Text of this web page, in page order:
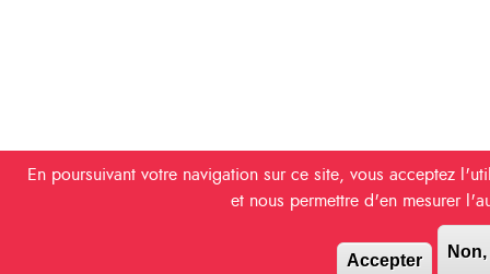
En poursuivant votre navigation sur ce site, vous acceptez
et nous permettre d'en mesurer
Accepter